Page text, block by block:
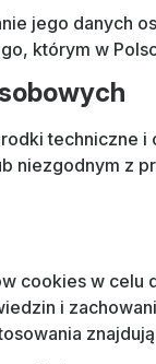
jego danych
którym w
techniczne
niezgodnym z
cookies w
i